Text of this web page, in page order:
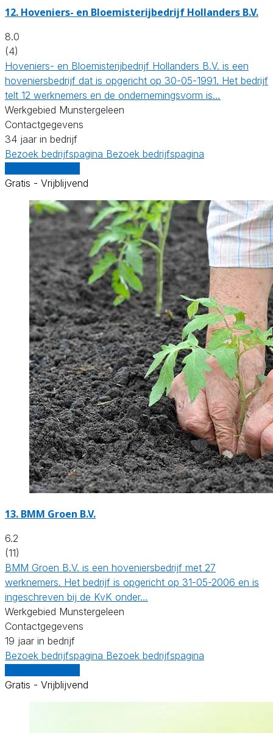
12. Hoveniers- en Bloemisterijbedrijf Hollanders B.V.
8.0
(4)
Hoveniers- en Bloemisterijbedrijf Hollanders B.V. is een
hoveniersbedrijf dat is opgericht op 30-05-1991. Het bedrijf
telt 12 werknemers en de ondernemingsvorm is…
Werkgebied Munstergeleen
Contactgegevens
34 jaar in bedrijf
Bezoek bedrijfspagina Bezoek bedrijfspagina
Gratis - Vrijblijvend
13. BMM Groen B.V.
6.2
(11)
BMM Groen B.V. is een hoveniersbedrijf met 27
werknemers. Het bedrijf is opgericht op 31-05-2006 en is
ingeschreven bij de KvK onder…
Werkgebied Munstergeleen
Contactgegevens
19 jaar in bedrijf
Bezoek bedrijfspagina Bezoek bedrijfspagina
Gratis - Vrijblijvend